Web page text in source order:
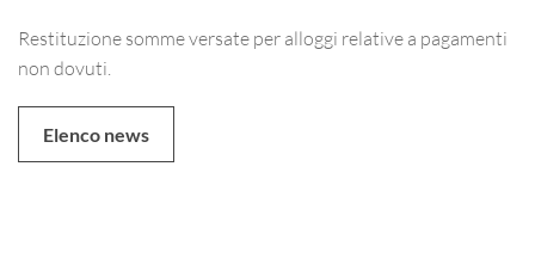
Restituzione somme versate per alloggi relative a pagamenti
non dovuti.
Elenco news